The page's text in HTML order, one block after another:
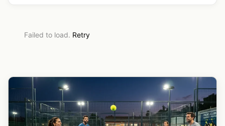
Failed to load. Retry